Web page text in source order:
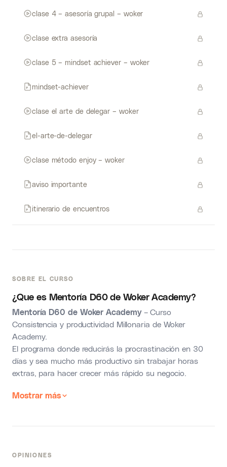
SOBRE EL CURSO
¿Que es Mentoría D60 de Woker Academy?
Mentoría D60 de Woker Academy– Curso
Consistencia y productividad Millonaria de Woker
Academy.
El programa donde reducirás la procrastinación en 30
días y sea mucho más productivo sin trabajar horas
extras, para hacer crecer más rápido su negocio.
Mostrar más
clase 4 – asesoría grupal – woker
clase extra asesoría
clase 5 – mindset achiever – woker
mindset-achiever
clase el arte de delegar – woker
el-arte-de-delegar
clase método enjoy – woker
aviso importante
itinerario de encuentros
OPINIONES